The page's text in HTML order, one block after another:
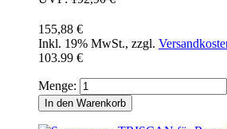
155,88 €
Inkl. 19% MwSt., zzgl.
103.99 €
Menge:
In den Warenkorb